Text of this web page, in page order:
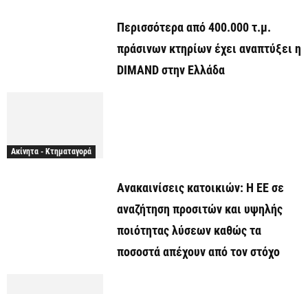
Περισσότερα από 400.000 τ.μ.
πράσινων κτηρίων έχει αναπτύξει η
DIMAND στην Ελλάδα
Ακίνητα - Κτηματαγορά
Ανακαινίσεις κατοικιών: Η ΕΕ σε
αναζήτηση προσιτών και υψηλής
ποιότητας λύσεων καθώς τα
ποσοστά απέχουν από τον στόχο